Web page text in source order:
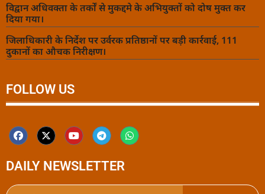
विद्वान अधिवक्ता के तर्कों से मुकद्दमे के अभियुक्तों को दोष मुक्त कर
दिया गया।
जिलाधिकारी के निर्देश पर उर्वरक प्रतिष्ठानों पर बड़ी कार्रवाई, 111
दुकानों का औचक निरीक्षण।
FOLLOW US
DAILY NEWSLETTER